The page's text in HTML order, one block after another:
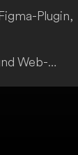
Plugin,
Web-